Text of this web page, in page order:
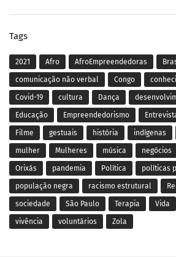
Tags
2021 Afro AfroEmpreendedoras
comunicação não verbal Congo
Covid-19 cultura Dança
Educação Empreendedorismo
Filme gestuais história indígenas
mulher Mulheres música negócios
Orixás pandemia Política políticas
população negra racismo estrutural
sociedade São Paulo Terapia Vida
vivência voluntários Zola